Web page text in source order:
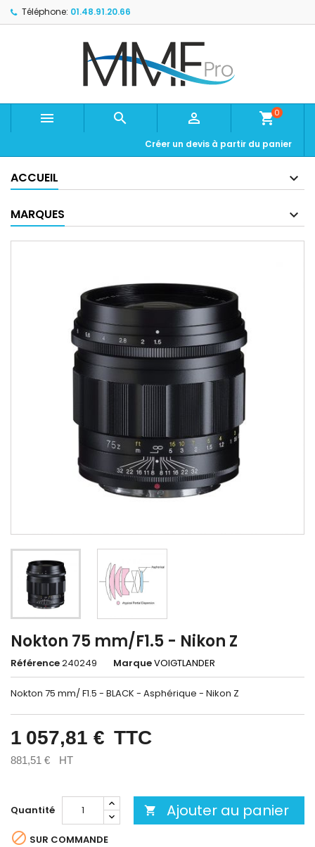
Téléphone: 01.48.91.20.66
   shopping_cart0
Créer un devis à partir du panier
ACCUEIL
MARQUES
Nokton 75 mm/F1.5 - Nikon Z
Référence240249 MarqueVOIGTLANDER
Nokton 75 mm/ F1.5 - BLACK - Asphérique - Nikon Z
1 057,81 € TTC
881,51 € HT
Quantité  Ajouter au panier
 SUR COMMANDE